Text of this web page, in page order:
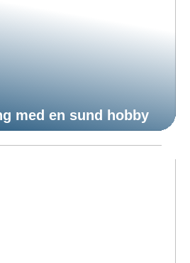
med en sund hobby